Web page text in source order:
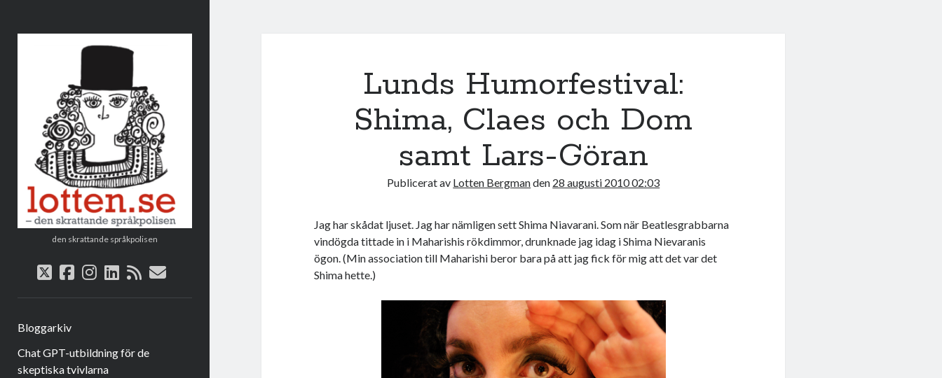
den skrattande språkpolisen
twitter
facebook
instagram
linkedin
rsse-
Bloggarkiv
Chat GPT-utbildning för de
skeptiska tvivlarna
Lunds Humorfestival:
Shima, Claes och Dom
samt Lars-Göran
Publicerat av Lotten Bergmanden 28 augusti 2010 02:03
Jag har skådat ljuset. Jag har nämligen sett Shima Niavarani. Som när Beatlesgrabbarna
vindögda tittade in i Maharishis rökdimmor, drunknade jag idag i Shima Nievaranis
ögon. (Min association till Maharishi beror bara på att jag fick för mig att det var det
Shima hette.)